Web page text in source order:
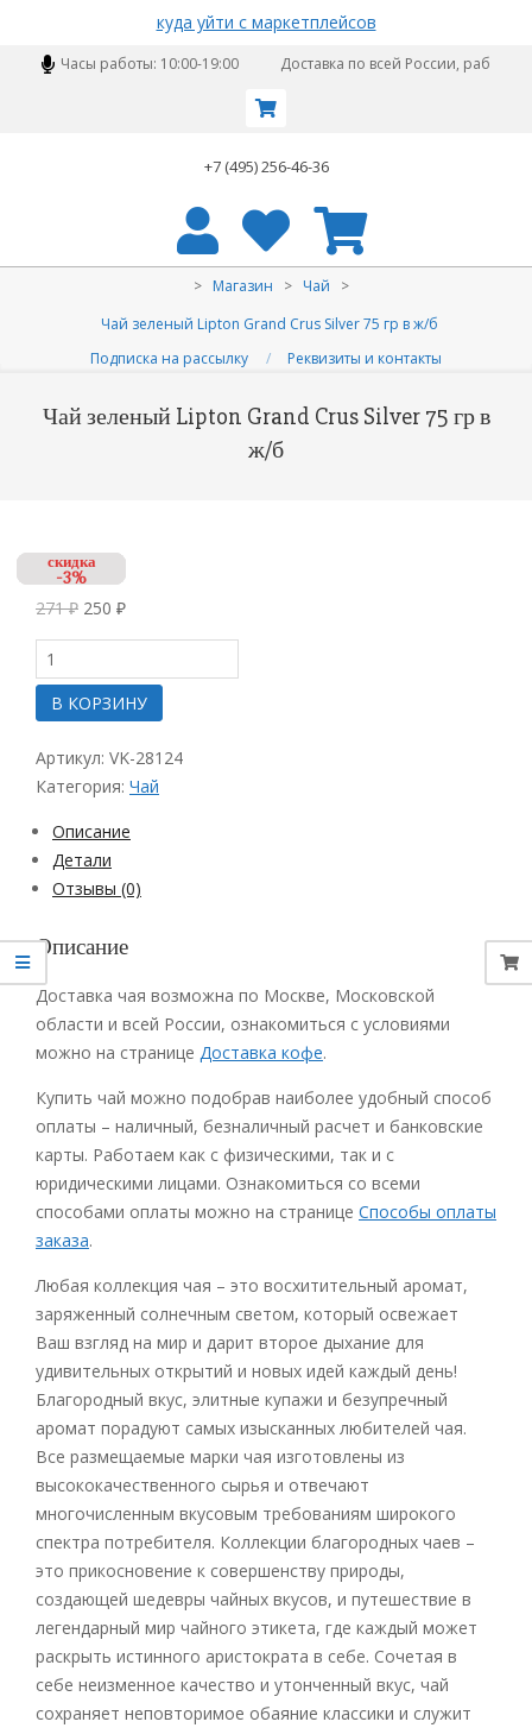
куда уйти с маркетплейсов
Часы работы: 10:00-19:00 Доставка по всей России,
+7 (495) 256-46-36
> Магазин > Чай
>
Чай зеленый Lipton Grand Crus Silver 75 гр в ж/б
Подписка на рассылку
Реквизиты и контакты
Чай зеленый Lipton Grand Crus Silver 75 гр в
ж/б
скидка
-8%
271₽ 250 ₽
Количество
товара
Чай
зеленый
Grand
Crus
75
гр
ж/
В КОРЗИНУ
Артикул: VK-28124
Категория: Чай
Описание
Детали
Отзывы (0)
Описание
Доставка чая возможна по Москве, Московской
области и всей России, ознакомиться с условиями
можно на странице Доставка кофе.
Купить чай можно подобрав наиболее удобный способ
оплаты – наличный, безналичный расчет и банковские
карты. Работаем как с физическими, так и с
юридическими лицами. Ознакомиться со всеми
способами оплаты можно на странице Способы оплаты
заказа.
Любая коллекция чая – это восхитительный аромат,
заряженный солнечным светом, который освежает
Ваш взгляд на мир и дарит второе дыхание для
удивительных открытий и новых идей каждый день!
Благородный вкус, элитные купажи и безупречный
аромат порадуют самых изысканных любителей чая.
Все размещаемые марки чая изготовлены из
высококачественного сырья и отвечают
многочисленным вкусовым требованиям широкого
спектра потребителя. Коллекции благородных чаев –
это прикосновение к совершенству природы,
создающей шедевры чайных вкусов, и путешествие в
легендарный мир чайного этикета, где каждый может
раскрыть истинного аристократа в себе. Сочетая в
себе неизменное качество и утонченный вкус, чай
сохраняет неповторимое обаяние классики и служит
скидка
-48%
скидка
-6%
скидка
-3%
скидка
-3%